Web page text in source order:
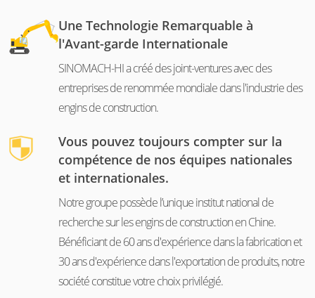
Une Technologie Remarquable à
l'Avant-garde Internationale
SINOMACH-HI a créé des joint-ventures avec des
entreprises de renommée mondiale dans l'industrie des
engins de construction.
Vous pouvez toujours compter sur la
compétence de nos équipes nationales
et internationales.
Notre groupe possède l’unique institut national de
recherche sur les engins de construction en Chine.
Bénéficiant de 60 ans d'expérience dans la fabrication et
30 ans d'expérience dans l'exportation de produits, notre
société constitue votre choix privilégié.